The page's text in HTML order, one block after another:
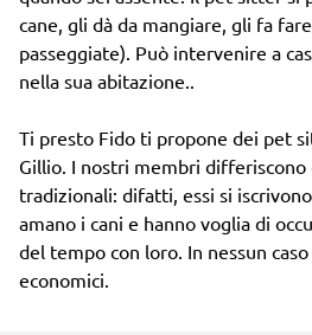
cane, gli dà da mangiare, gli fa
passeggiate). Può intervenire a
nella sua abitazione..
Ti presto Fido ti propone dei pet
Gillio. I nostri membri
tradizionali: difatti, essi si
amano i cani e hanno voglia di
del tempo con loro. In nessun
economici.